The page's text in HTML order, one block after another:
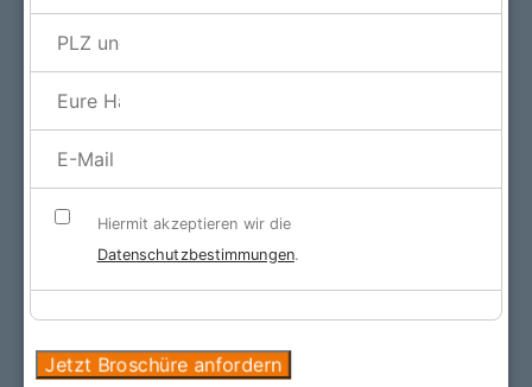
Hiermit akzeptieren wir die
Datenschutzbestimmungen.
Jetzt Broschüre anfordern